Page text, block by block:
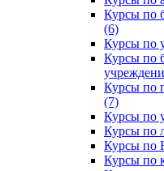
Курсы по
(6)
Курсы по
Курсы по
Курсы по
(7)
Курсы по
Курсы по
Курсы по
Курсы по